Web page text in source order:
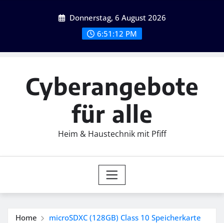
Donnerstag, 6 August 2026
6:51:14 PM
Cyberangebote
für alle
Heim & Haustechnik mit Pfiff
Home microSDXC (128GB) Class 10 Speicherkarte